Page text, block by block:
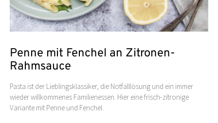
Penne mit Fenchel an Zitronen-
Rahmsauce
Pasta ist der Lieblingsklassiker, die Notfalllösung und ein immer
wieder willkommenes Familienessen. Hier eine frisch-zitronige
Variante mit Penne und Fenchel.